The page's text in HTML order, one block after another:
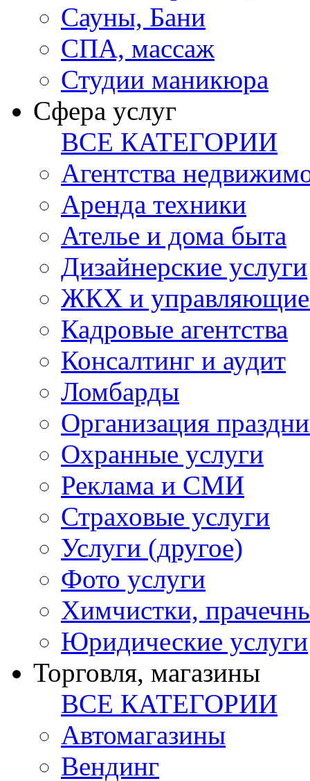
Сауны, Бани
СПА, массаж
Студии маникюра
Сфера услуг
ВСЕ КАТЕГОРИИ
Агентства
Аренда техники
Ателье и дома быта
Дизайнерские услуги
ЖКХ и управляющие
Кадровые агентства
Консалтинг и аудит
Ломбарды
Организация
Охранные услуги
Реклама и СМИ
Страховые услуги
Услуги (другое)
Фото услуги
Химчистки,
Юридические услуги
Торговля, магазины
ВСЕ КАТЕГОРИИ
Автомагазины
Вендинг